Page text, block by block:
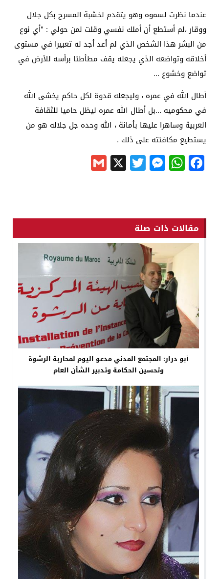
عندما نظرت لسموه وهو يتقدم لخشبة المسرح بكل جلال
ووقار ،لم أستطع أن أملك نفسي وقلت لمن حولي : "أي نوع
من البشر هذا الشخص الذي لم أعد أجد له تعبيرا في مستوى
أخلاقه وتواضعه الذي يجعله يقف مطأطئا برأسه للأرض في
تواضع وخشوع …
أطال الله في عمره ، وليجعله قدوة لكل حاكم يخشى الله
في محكوميه …بل أطال الله عمره ليظل حاميا للثقافة
العربية وساهرا عليها بأمانة ، الله وحده جل جلاله هو من
يستطيع مكافئته على ذلك .
Facebook
WhatsApp
Messenger
Twitter
X
مقالات ذات صلة
أبو درار: المجتمع المدني مدعو اليوم لمحاربة الرشوة
وتحسين الحكامة وتدبير الشأن العام